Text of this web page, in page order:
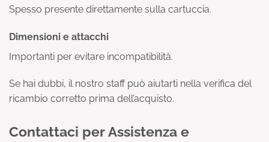
Spesso presente direttamente sulla cartuccia.
Dimensioni e attacchi
Importanti per evitare incompatibilità.
Se hai dubbi, il nostro staff può aiutarti nella verifica del
ricambio corretto prima dell’acquisto.
Contattaci per Assistenza e